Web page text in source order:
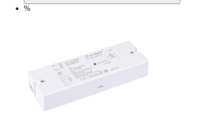
%